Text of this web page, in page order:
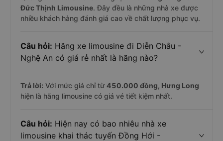
Đức Thịnh Limousine. Đây đều là những nhà xe được
nhiều khách hàng đánh giá cao về chất lượng phục vụ.
Câu hỏi: Hãng xe limousine đi Diễn Châu -
Nghệ An có giá rẻ nhất là hãng nào?
Trả lời: Với mức giá chỉ từ450.000 đồng, Hưng Long
hiện là hãng limousine có giá vé tiết kiệm nhất.
Câu hỏi: Hiện nay có bao nhiêu nhà xe
limousine khai thác tuyến Đồng Hới -